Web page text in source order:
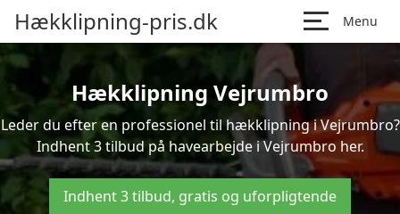
Hækklipning-pris.dk Menu
Hækklipning Vejrumbro
Leder du efter en professionel til hækklipning i Vejrumbro?
Indhent 3 tilbud på havearbejde i Vejrumbro her.
Indhent 3 tilbud, gratis og uforpligtende